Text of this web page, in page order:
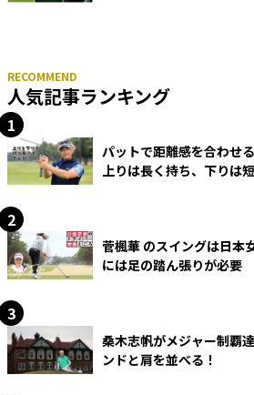
人気記事ランキング
パットで距離感を合わせ
上りは長く持ち、下りは
菅楓華 のスイングは日本女子
には足の踏ん張りが必要
桑木志帆がメジャー制覇
ンドと肩を並べる！